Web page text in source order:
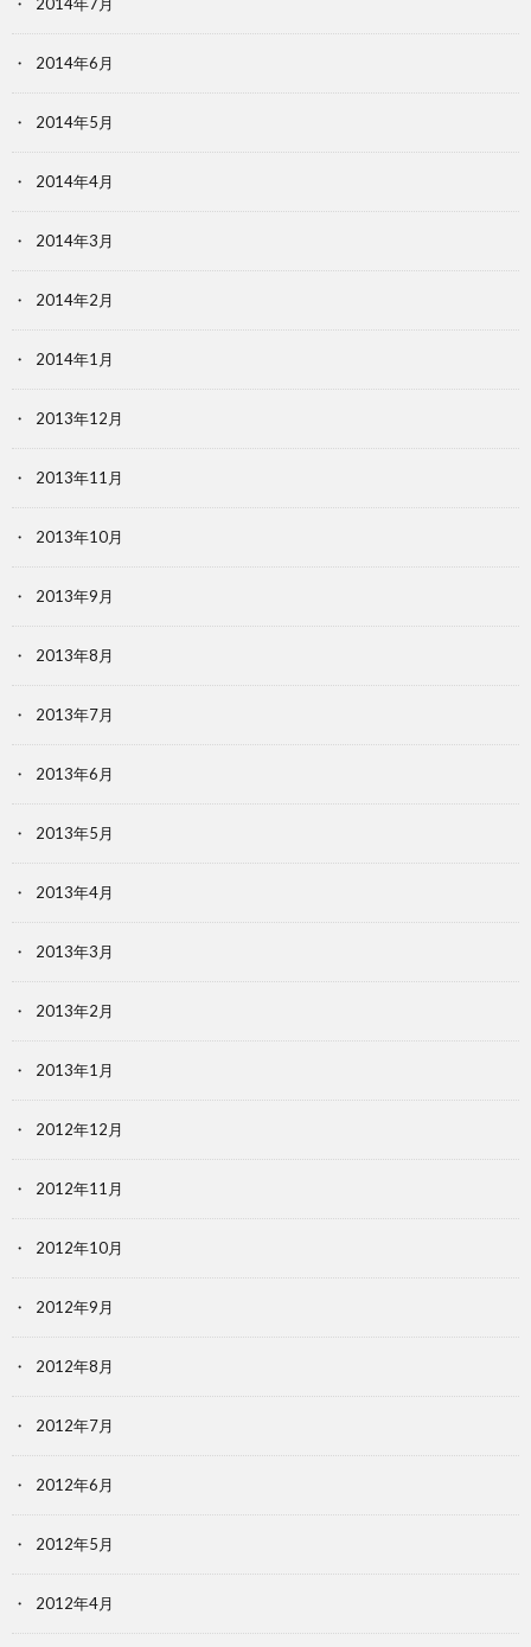
2014年6月
2014年5月
2014年4月
2014年3月
2014年2月
2014年1月
2013年12月
2013年11月
2013年10月
2013年9月
2013年8月
2013年7月
2013年6月
2013年5月
2013年4月
2013年3月
2013年2月
2013年1月
2012年12月
2012年11月
2012年10月
2012年9月
2012年8月
2012年7月
2012年6月
2012年5月
2012年4月